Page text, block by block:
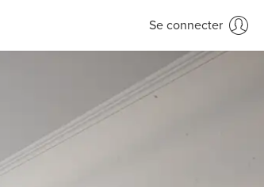
Se connecter